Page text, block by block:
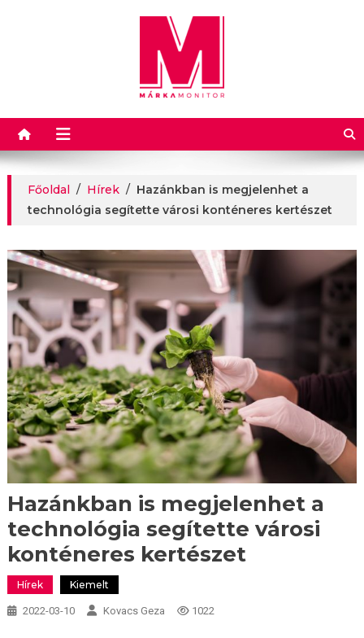
Márkamonitor
Főoldal / Hírek / Hazánkban is megjelenhet a
technológia segítette városi konténeres kertészet
Hazánkban is megjelenhet a
technológia segítette városi
konténeres kertészet
Hírek Kiemelt
2022-03-10 Kovacs Geza 1022